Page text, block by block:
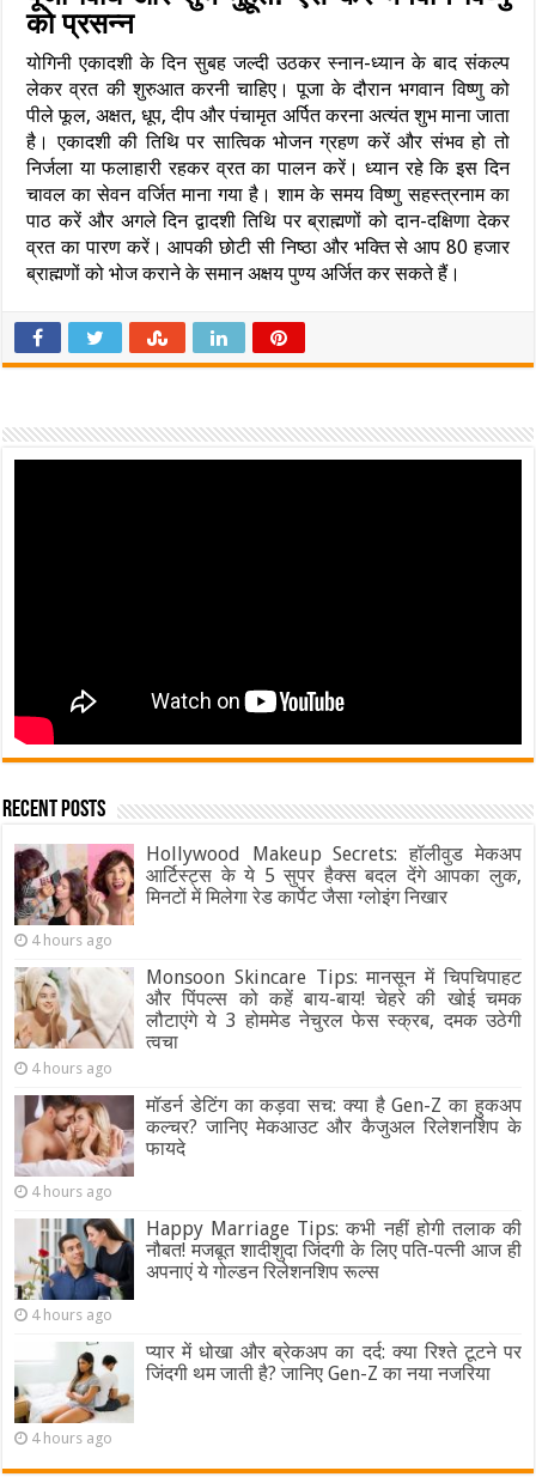
को प्रसन्न
योगिनी एकादशी के दिन सुबह जल्दी उठकर स्नान-ध्यान के बाद संकल्प
लेकर व्रत की शुरुआत करनी चाहिए। पूजा के दौरान भगवान विष्णु को
पीले फूल, अक्षत, धूप, दीप और पंचामृत अर्पित करना अत्यंत शुभ माना जाता
है। एकादशी की तिथि पर सात्विक भोजन ग्रहण करें और संभव हो तो
निर्जला या फलाहारी रहकर व्रत का पालन करें। ध्यान रहे कि इस दिन
चावल का सेवन वर्जित माना गया है। शाम के समय विष्णु सहस्त्रनाम का
पाठ करें और अगले दिन द्वादशी तिथि पर ब्राह्मणों को दान-दक्षिणा देकर
व्रत का पारण करें। आपकी छोटी सी निष्ठा और भक्ति से आप 80 हजार
ब्राह्मणों को भोज कराने के समान अक्षय पुण्य अर्जित कर सकते हैं।
Recent Posts
Hollywood Makeup Secrets: हॉलीवुड मेकअप
आर्टिस्ट्स के ये 5 सुपर हैक्स बदल देंगे आपका लुक,
मिनटों में मिलेगा रेड कार्पेट जैसा ग्‍लोइंग निखार
4 hours ago
Monsoon Skincare Tips: मानसून में चिपचिपाहट
और पिंपल्स को कहें बाय-बाय! चेहरे की खोई चमक
लौटाएंगे ये 3 होममेड नेचुरल फेस स्क्रब, दमक उठेगी
त्वचा
4 hours ago
मॉडर्न डेटिंग का कड़वा सच: क्या है Gen-Z का हुकअप
कल्चर? जानिए मेकआउट और कैजुअल रिलेशनशिप के
फायदे
4 hours ago
Happy Marriage Tips: कभी नहीं होगी तलाक की
नौबत! मजबूत शादीशुदा जिंदगी के लिए पति-पत्नी आज ही
अपनाएं ये गोल्डन रिलेशनशिप रूल्स
4 hours ago
प्यार में धोखा और ब्रेकअप का दर्द: क्या रिश्ते टूटने पर
जिंदगी थम जाती है? जानिए Gen-Z का नया नजरिया
4 hours ago